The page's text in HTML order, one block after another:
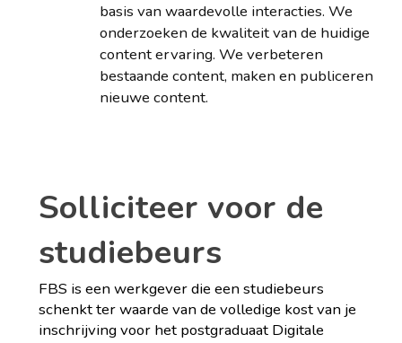
basis van waardevolle interacties. We
onderzoeken de kwaliteit van de huidige
content ervaring. We verbeteren
bestaande content, maken en publiceren
nieuwe content.
Solliciteer voor de
studiebeurs
FBS is een werkgever die een studiebeurs
schenkt ter waarde van de volledige kost van je
inschrijving voor het postgraduaat Digitale